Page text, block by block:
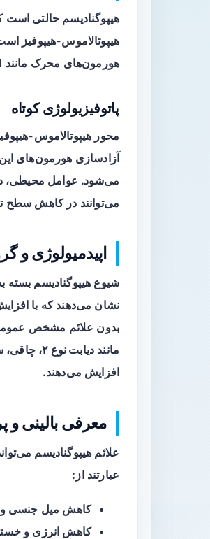
هیپوگنادیسم حالتی است
هیپوتالاموس-هیپوفیز
هورمون‌های محرک مانند LH و FSH) یا ترکیبی از هر دو باشد.
پاتوفیزیولوژی کوتاه
آزادسازی هورمون‌های
می‌شود. عوامل محیطی،
می‌توانند در کاهش سطح
اپیدمیولوژی و
شیوع هیپوگنادیسم
نشان می‌دهند که با
بدون علائم مشخص عموماً
مانند دیابت نوع ۲ ، چاقی،
افزایش می‌دهند.
معرفی بالینی
علائم هیپوگنادیسم
عبارتند از:
کاهش میل جنسی و
کاهش انرژی و